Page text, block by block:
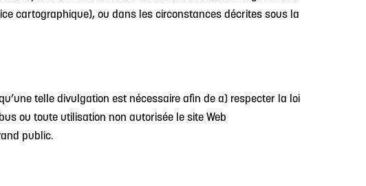
cartographique), ou dans les circonstances décrites sous la
telle divulgation est nécessaire afin de a) respecter la loi
ou toute utilisation non autorisée le site Web
public.